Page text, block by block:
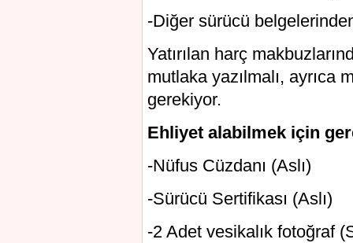
-Diğer sürücü
Yatırılan harç
mutlaka yazılmalı, ayrıca
gerekiyor.
Ehliyet alabilmek için
-Nüfus Cüzdanı (Aslı)
-Sürücü Sertifikası (Aslı)
-2 Adet vesikalık fotoğraf